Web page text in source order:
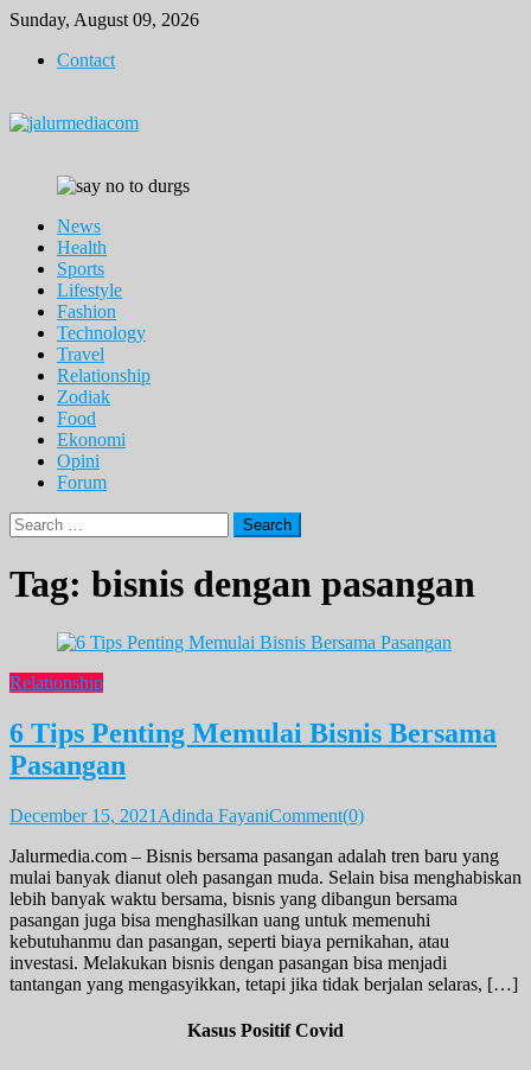
Skip
content
Sunday, August 09, 2026
Contact
News
Health
Sports
Lifestyle
Fashion
Technology
Travel
Relationship
Zodiak
Food
Ekonomi
Opini
Forum
Search
for:
Tag: bisnis dengan pasangan
Relationship
6 Tips Penting Memulai Bisnis Bersama
Pasangan
December 15, 2021 Adinda FayaniComment(0)
Jalurmedia.com – Bisnis bersama pasangan adalah tren baru yang
mulai banyak dianut oleh pasangan muda. Selain bisa menghabiskan
lebih banyak waktu bersama, bisnis yang dibangun bersama
pasangan juga bisa menghasilkan uang untuk memenuhi
kebutuhanmu dan pasangan, seperti biaya pernikahan, atau
investasi. Melakukan bisnis dengan pasangan bisa menjadi
tantangan yang mengasyikkan, tetapi jika tidak berjalan selaras, […]
Kasus Positif Covid